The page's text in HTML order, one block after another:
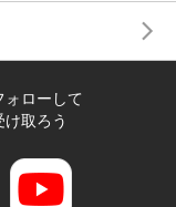
ォローして
取ろう